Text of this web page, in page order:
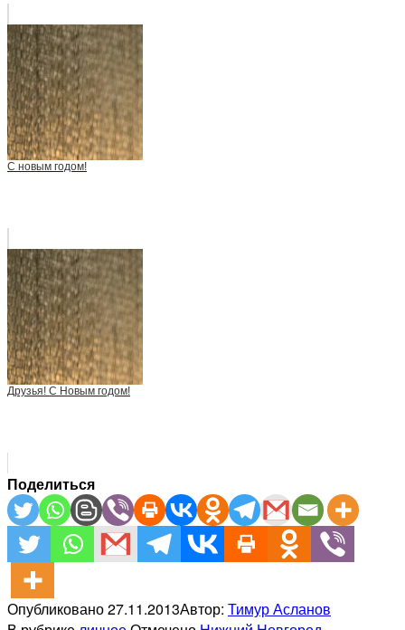
С новым годом!
Друзья! С Новым годом!
Поделиться
Опубликовано27.11.2013Автор: Тимур Асланов